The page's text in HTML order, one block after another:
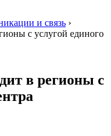
и связь ›
с услугой единого
в регионы с